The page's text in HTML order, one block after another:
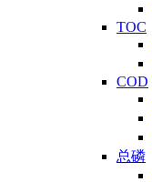
TOC
COD
总磷